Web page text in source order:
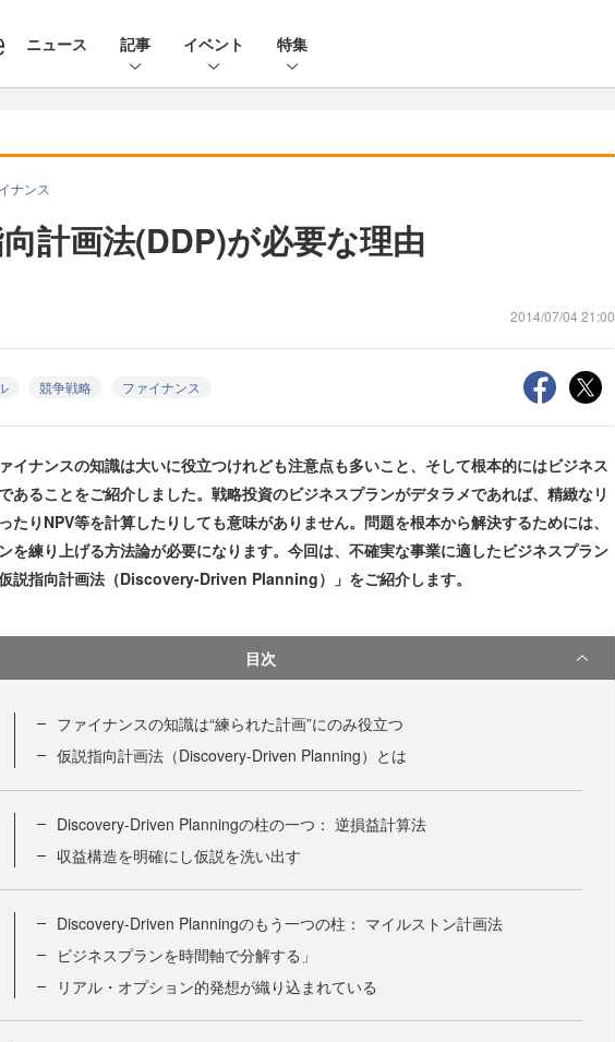
ニュース 記事 イベント 特集
ナンス
計画法(DDP)が必要な理由
2014/07/04 21:00
競争戦略 ファイナンス
イナンスの知識は大いに役立つけれども注意点も多いこと、そして根本的にはビジネス
あることをご紹介しました。戦略投資のビジネスプランがデタラメであれば、精緻なリ
たりNPV等を計算したりしても意味がありません。問題を根本から解決するためには、
を練り上げる方法論が必要になります。今回は、不確実な事業に適したビジネスプラン
説指向計画法（Discovery-Driven Planning）」をご紹介します。
目次
ファイナンスの知識は“練られた計画”にのみ役立つ
仮説指向計画法（Discovery-Driven Planning）とは
Discovery-Driven Planningの柱の一つ： 逆損益計算法
収益構造を明確にし仮説を洗い出す
Discovery-Driven Planningのもう一つの柱： マイルストン計画法
ビジネスプランを時間軸で分解する」
リアル・オプション的発想が織り込まれている